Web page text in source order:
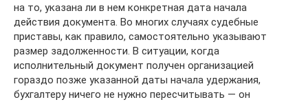
на то, указана ли в нем конкретная дата начала
действия документа. Во многих случаях судебные
приставы, как правило, самостоятельно указывают
размер задолженности. В ситуации, когда
исполнительный документ получен организацией
гораздо позже указанной даты начала удержания,
бухгалтеру ничего не нужно пересчитывать — он